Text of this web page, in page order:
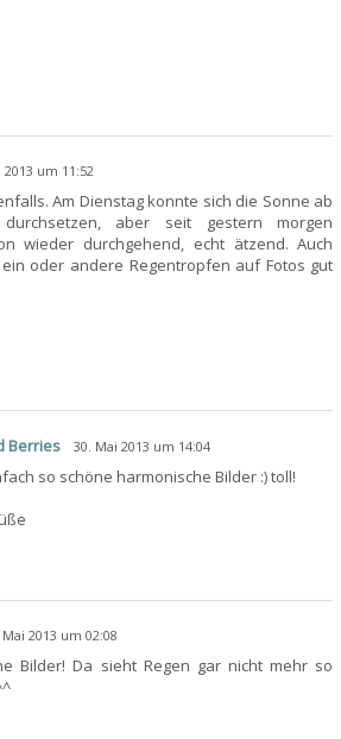
2013 um 11:52
Am Dienstag konnte sich die Sonne ab
durchsetzen, aber seit gestern morgen
wieder durchgehend, echt ätzend. Auch
oder andere Regentropfen auf Fotos gut
Berries 30. Mai 2013 um 14:04
so schöne harmonische Bilder :) toll!
Mai 2013 um 02:08
Bilder! Da sieht Regen gar nicht mehr so